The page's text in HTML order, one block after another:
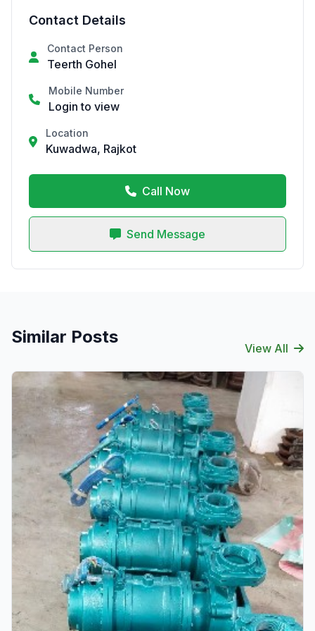
Contact Details
Contact Person
Teerth Gohel
Mobile Number
Login to view
Location
Kuwadwa, Rajkot
Call Now
Send Message
Similar Posts
View All